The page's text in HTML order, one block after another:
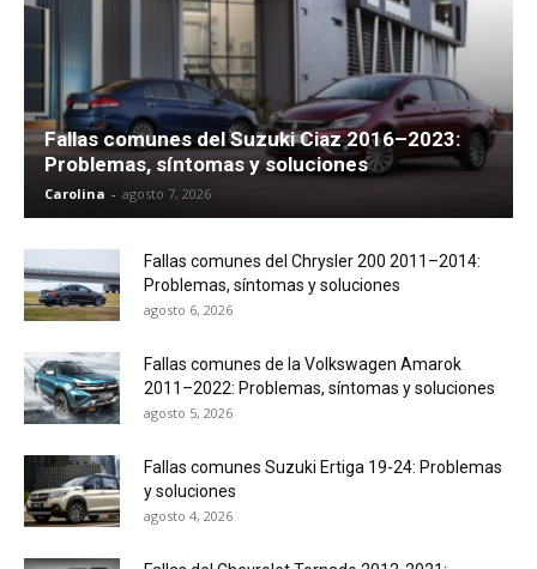
Fallas comunes del Suzuki Ciaz 2016–2023:
Problemas, síntomas y soluciones
Carolina - agosto 7, 2026
Fallas comunes del Chrysler 200 2011–2014:
Problemas, síntomas y soluciones
agosto 6, 2026
Fallas comunes de la Volkswagen Amarok
2011–2022: Problemas, síntomas y soluciones
agosto 5, 2026
Fallas comunes Suzuki Ertiga 19-24: Problemas
y soluciones
agosto 4, 2026